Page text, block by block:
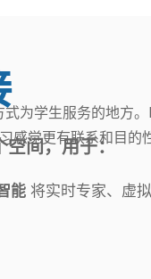
为学生服务的地方
感觉更有联系和目的
间，用于：
能 将实时专家、虚